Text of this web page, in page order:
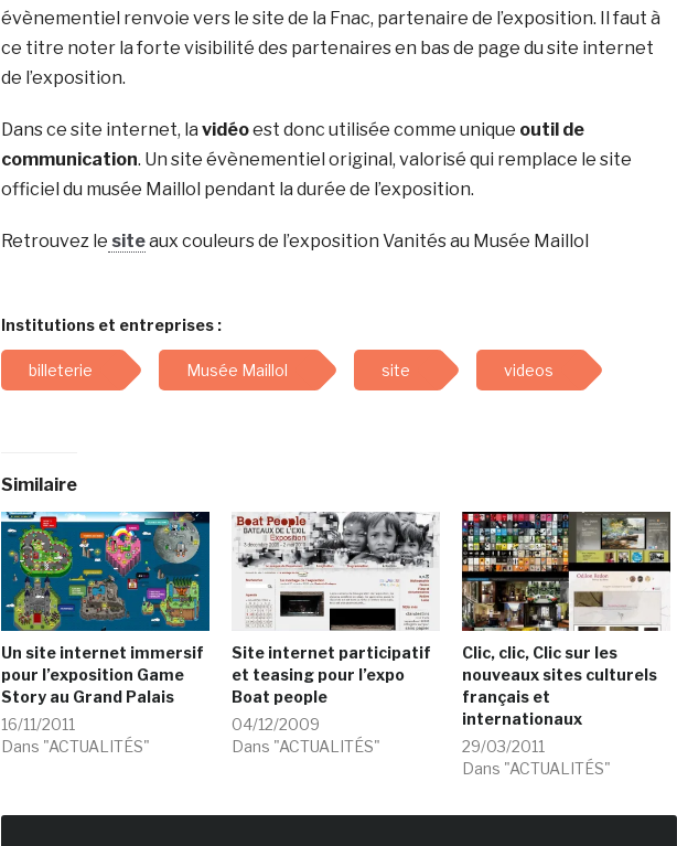
évènementiel renvoie vers le site de la Fnac, partenaire de l’exposition. Il faut à
ce titre noter la forte visibilité des partenaires en bas de page du site internet
de l’exposition.
Dans ce site internet, la vidéoest donc utilisée comme unique outil de
communication. Un site évènementiel original, valorisé qui remplace le site
officiel du musée Maillol pendant la durée de l’exposition.
Retrouvez le siteaux couleurs de l’exposition Vanités au Musée Maillol
Institutions et entreprises :
billeterie Musée Maillol site videos
Similaire
Un site internet immersif
pour l’exposition Game
Story au Grand Palais
16/11/2011
Dans "ACTUALITÉS"
Site internet participatif
et teasing pour l’expo
Boat people
04/12/2009
Dans "ACTUALITÉS"
Clic, clic, Clic sur les
nouveaux sites culturels
français et
internationaux
29/03/2011
Dans "ACTUALITÉS"